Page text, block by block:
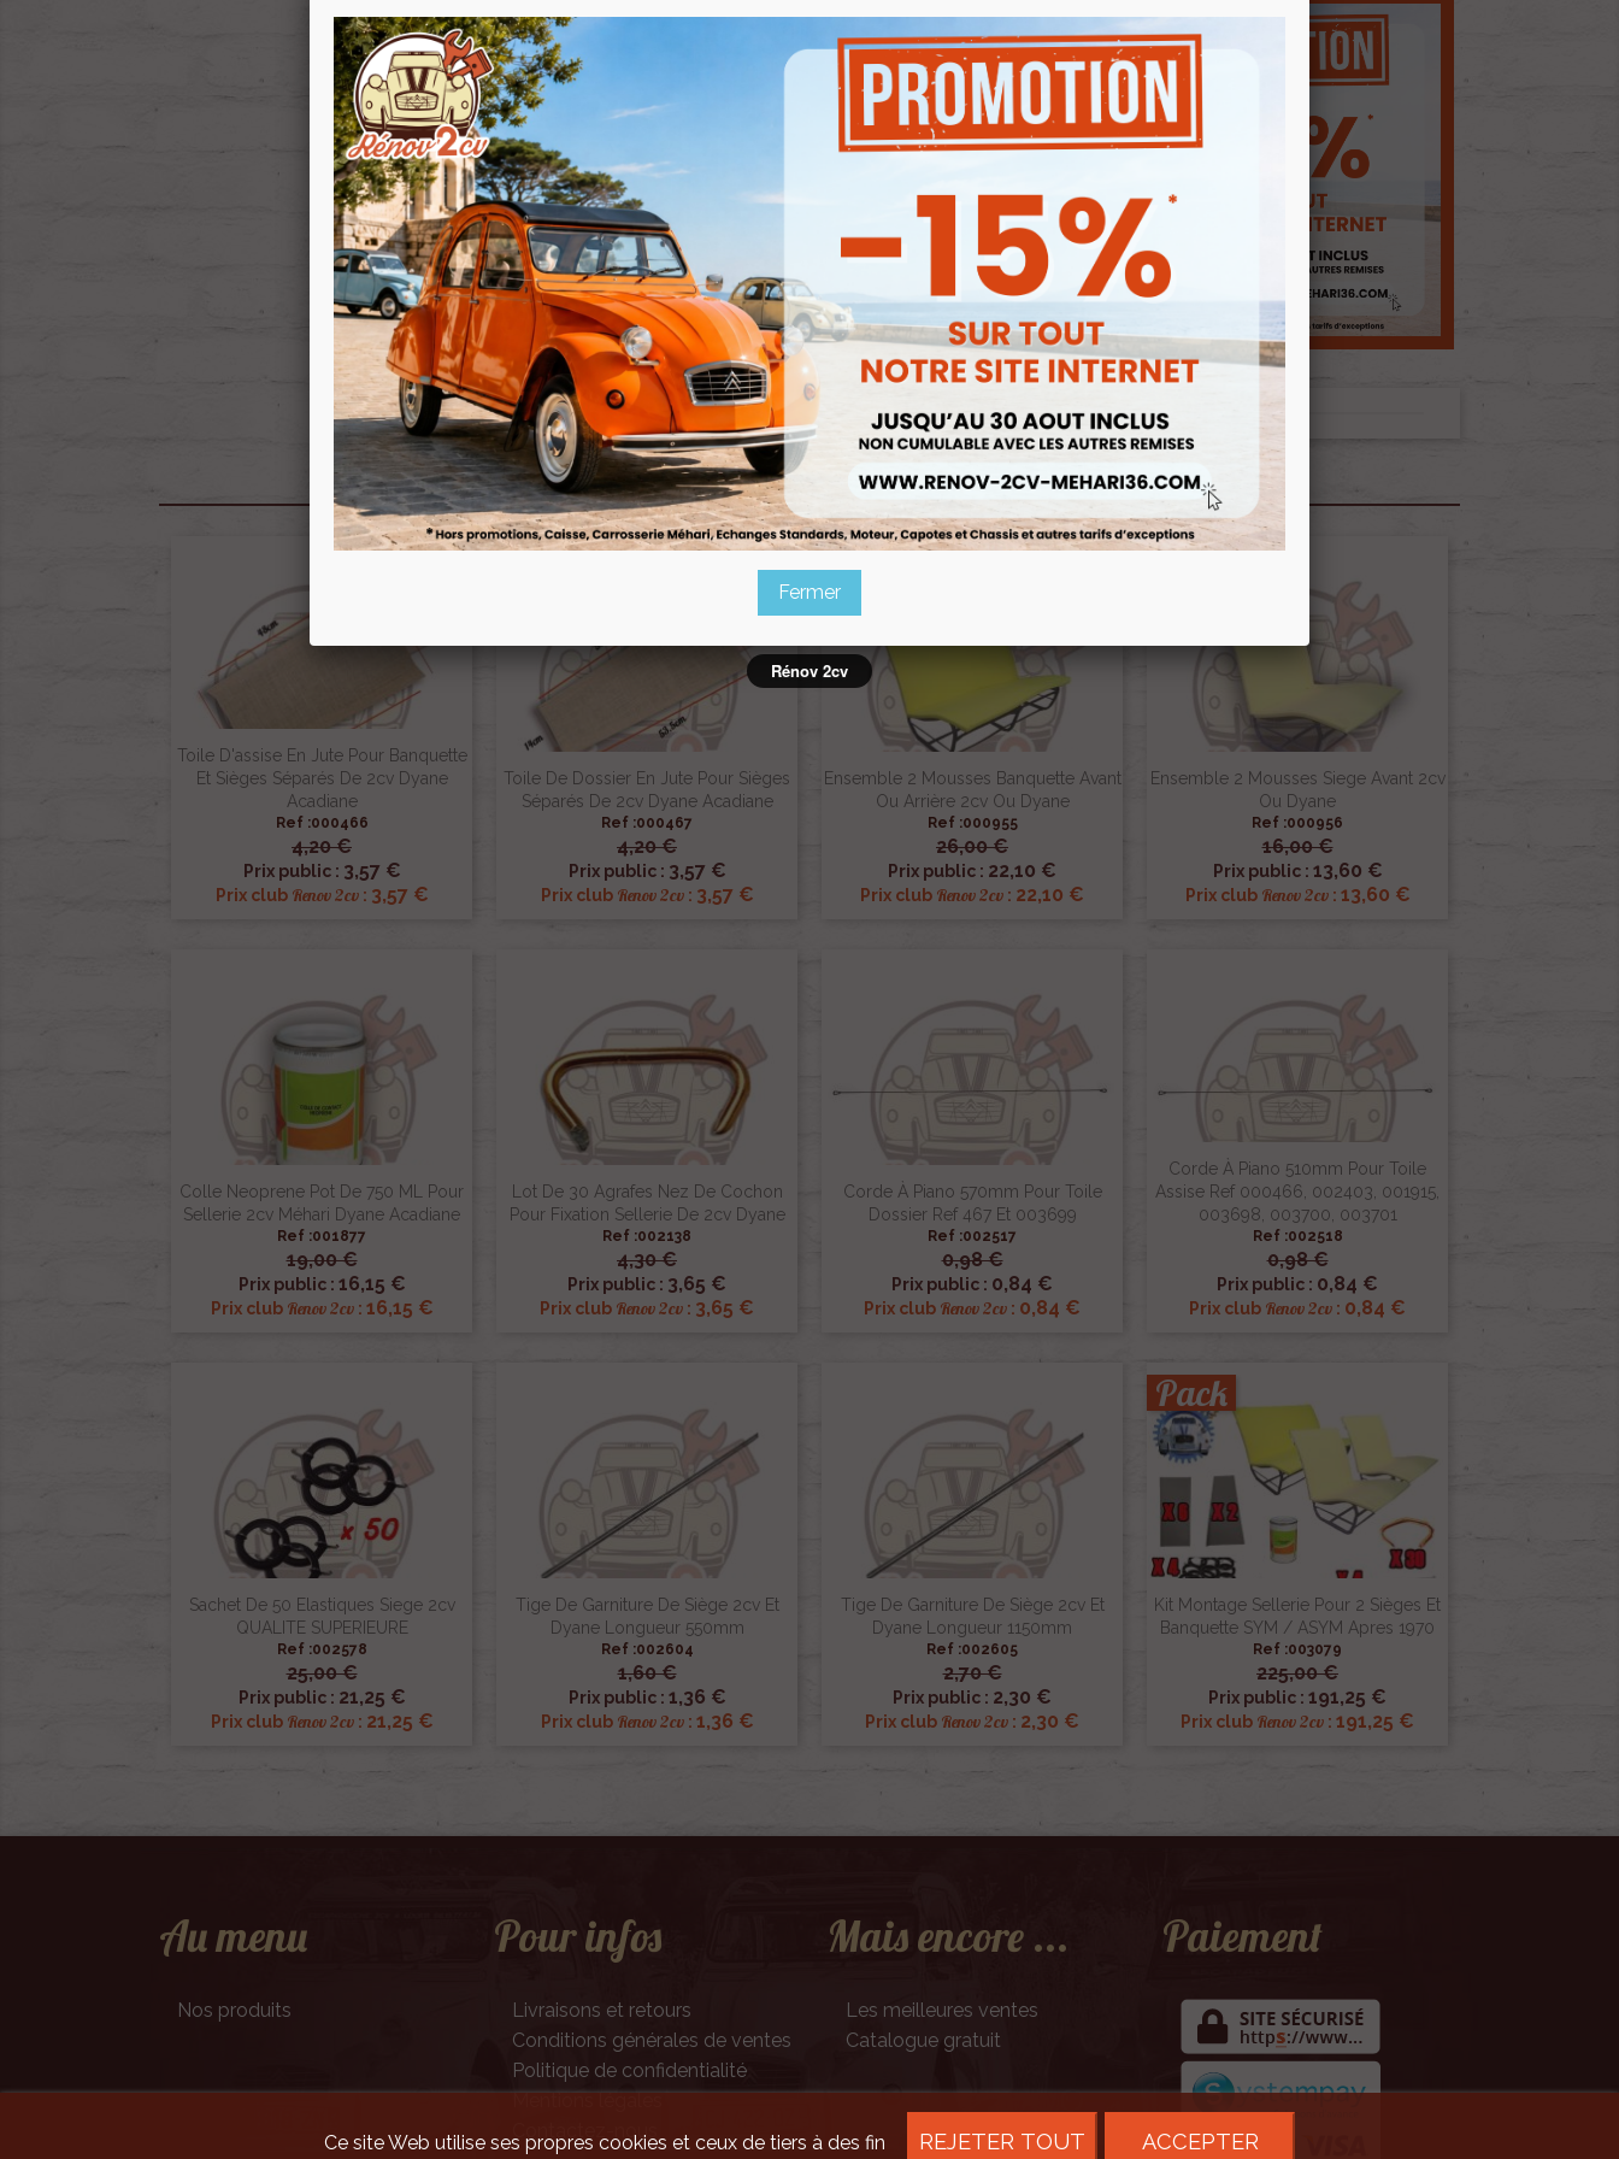
Produits associés
Toile D'assise En Jute Pour Banquette
Et Sièges Séparés De 2cv Dyane
Acadiane
Ref :000466
4,20 €
Prix public : 3,57 €
Prix club Renov 2cv: 3,57 €
 Aperçu rapide
Toile De Dossier En Jute Pour Sièges
Séparés De 2cv Dyane Acadiane
Ref :000467
4,20 €
Prix public : 3,57 €
Prix club Renov 2cv: 3,57 €
 Aperçu rapide
Ensemble 2 Mousses Banquette Avant
Ou Arrière 2cv Ou Dyane
Ref :000955
26,00 €
Prix public : 22,10 €
Prix club Renov 2cv : 22,10 €
Pack
 Aperçu rapide
Ensemble 2 Mousses Siege Avant 2cv
Ou Dyane
Ref :000956
16,00 €
Prix public : 13,60 €
Prix club Renov 2cv: 13,60 €
Pack
 Aperçu rapide
Colle Neoprene Pot De 750 ML Pour
Sellerie 2cv Méhari Dyane Acadiane
Ref :001877
19,00 €
Prix public : 16,15 €
Prix club Renov 2cv: 16,15 €
 Aperçu rapide
Lot De 30 Agrafes Nez De Cochon
Pour Fixation Sellerie De 2cv Dyane
Ref :002138
4,30 €
Prix public : 3,65 €
Prix club Renov 2cv : 3,65 €
 Aperçu rapide
Corde À Piano 570mm Pour Toile
Dossier Ref 467 Et 003699
Ref :002517
0,98 €
Prix public : 0,84 €
Prix club Renov 2cv : 0,84 €
 Aperçu rapide
Corde À Piano 510mm Pour Toile
Assise Ref 000466, 002403, 001915,
003698, 003700, 003701
Ref :002518
0,98 €
Prix public : 0,84 €
Prix club Renov 2cv : 0,84 €
 Aperçu rapide
Sachet De 50 Elastiques Siege 2cv
QUALITE SUPERIEURE
Ref :002578
25,00 €
Prix public : 21,25 €
Prix club Renov 2cv: 21,25 €
 Aperçu rapide
Tige De Garniture De Siège 2cv Et
Dyane Longueur 550mm
Ref :002604
1,60 €
Prix public : 1,36 €
Prix club Renov 2cv: 1,36 €
 Aperçu rapide
Tige De Garniture De Siège 2cv Et
Dyane Longueur 1150mm
Ref :002605
2,70 €
Prix public : 2,30 €
Prix club Renov 2cv : 2,30 €
 Aperçu rapide
Kit Montage Sellerie Pour 2 Sièges Et
Banquette SYM / ASYM Apres 1970
Ref :003079
225,00 €
Prix public : 191,25 €
Prix club Renov 2cv : 191,25 €
Pack
 Aperçu rapide
Au menu
Nos produits
Pour infos
Livraisons et retours
Conditions générales de ventes
Politique de confidentialité
Contactez-nous
Mais encore ...
Les meilleures ventes
Catalogue gratuit
Paiement
Ce site Web utilise ses propres cookies et ceux de tiers à des fin
REJETER TOUT ACCEPTER
Fermer
Rénov 2cv